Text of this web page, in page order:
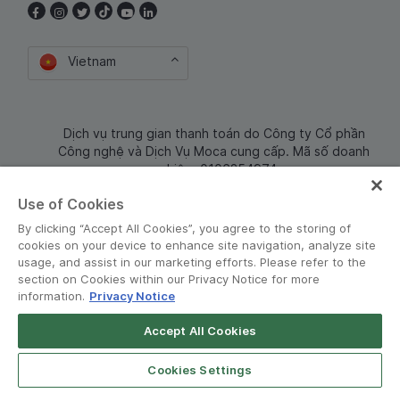
Vietnam
Dịch vụ trung gian thanh toán do Công ty Cổ phần
Công nghệ và Dịch Vụ Moca cung cấp. Mã số doanh
nghiệp: 0106254974
© Grab 2010 - 2026
Grab Driver for Android Open App
Use of Cookies
By clicking “Accept All Cookies”, you agree to the storing of
cookies on your device to enhance site navigation, analyze site
usage, and assist in our marketing efforts. Please refer to the
section on Cookies within our Privacy Notice for more
information. Privacy Notice
Accept All Cookies
Cookies Settings